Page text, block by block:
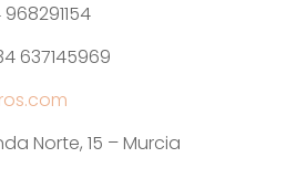
637145969
Norte, 15 – Murcia